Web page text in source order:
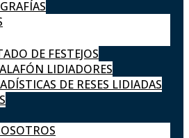
DE FESTEJOS
LIDIADORES
DE RESES LIDIADAS